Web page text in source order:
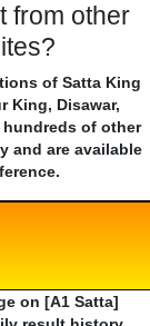
from other
of Satta King
King, Disawar,
hundreds of other
and are available
on [A1 Satta]